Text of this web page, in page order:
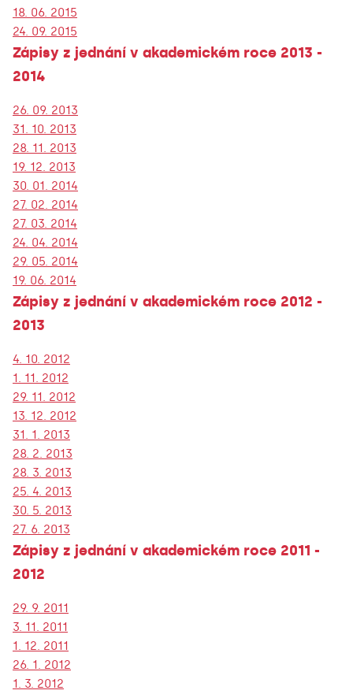
18. 06. 2015
24. 09. 2015
Zápisy z jednání v akademickém roce 2013 -
2014
26. 09. 2013
31. 10. 2013
28. 11. 2013
19. 12. 2013
30. 01. 2014
27. 02. 2014
27. 03. 2014
24. 04. 2014
29. 05. 2014
19. 06. 2014
Zápisy z jednání v akademickém roce 2012 -
2013
4. 10. 2012
1. 11. 2012
29. 11. 2012
13. 12. 2012
31. 1. 2013
28. 2. 2013
28. 3. 2013
25. 4. 2013
30. 5. 2013
27. 6. 2013
Zápisy z jednání v akademickém roce 2011 -
2012
29. 9. 2011
3. 11. 2011
1. 12. 2011
26. 1. 2012
1. 3. 2012